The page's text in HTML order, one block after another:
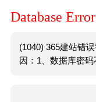
Database Error
(1040) 365建站错
因：1、数据库密码